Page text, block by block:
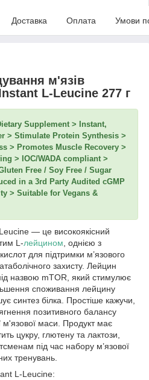
Доставка Оплата Умови
м'язів
L-Leucine 277 г
Supplement > Instant,
> Stimulate Protein Synthesis >
> Promotes Muscle Recovery >
> IOC/WADA compliant >
Free / Soy Free / Sugar
in a 3rd Party Audited cGMP
> Suitable for Vegans &
— це високоякісний
L-лейцином, однією з
для підтримки м’язового
захисту. Лейцин
назвою mTOR, який стимулює
споживання лейцину
синтез білка. Простіше кажучи,
позитивного балансу
м'язової маси. Продукт має
цукру, глютену та лактози,
під час набору м’язової
тренувань.
L-Leucine: